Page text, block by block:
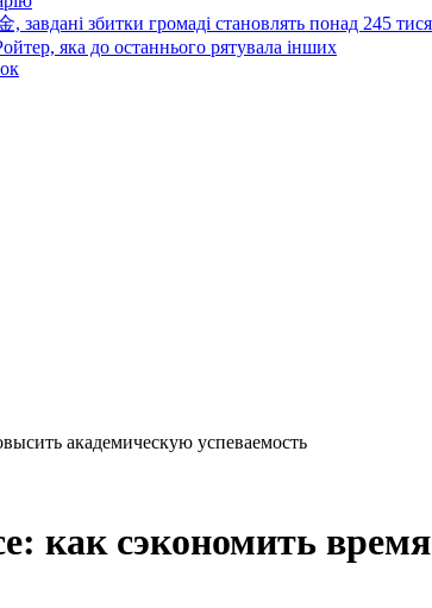
збитки громаді становлять понад 245
яка до останнього рятувала інших
академическую успеваемость
как сэкономить